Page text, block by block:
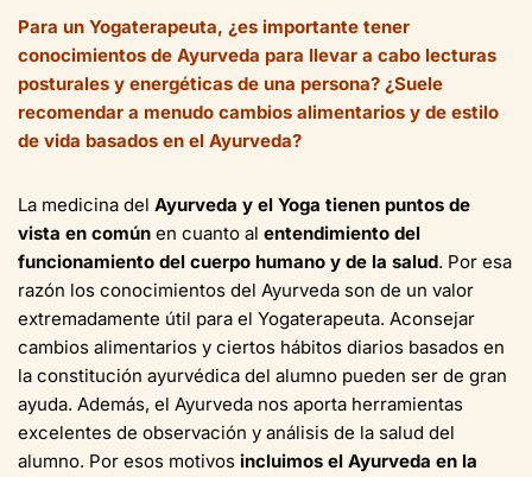
Para un Yogaterapeuta, ¿es importante tener
conocimientos de Ayurveda para llevar a cabo lecturas
posturales y energéticas de una persona? ¿Suele
recomendar a menudo cambios alimentarios y de estilo
de vida basados en el Ayurveda?
La medicina del Ayurveda y el Yoga tienen puntos de
vista en común en cuanto al entendimiento del
funcionamiento del cuerpo humano y de la salud. Por esa
razón los conocimientos del Ayurveda son de un valor
extremadamente útil para el Yogaterapeuta. Aconsejar
cambios alimentarios y ciertos hábitos diarios basados en
la constitución ayurvédica del alumno pueden ser de gran
ayuda. Además, el Ayurveda nos aporta herramientas
excelentes de observación y análisis de la salud del
alumno. Por esos motivos incluimos el Ayurveda en la